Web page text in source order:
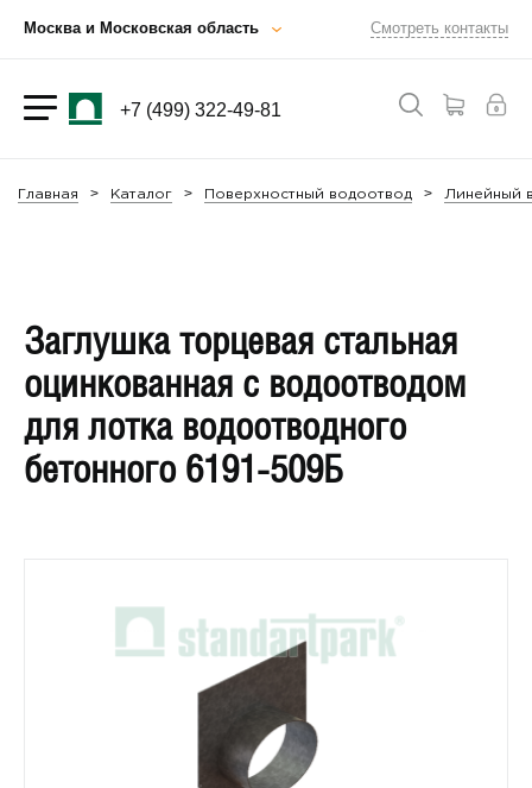
Москва и Московская область Смотреть контакты
+7 (499) 322-49-81
Главная Каталог Поверхностный водоотвод Линейный
Заглушка торцевая стальная
оцинкованная с водоотводом
для лотка водоотводного
бетонного 6191-509Б